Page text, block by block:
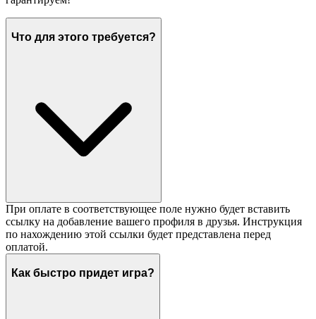
Что для этого требуется?
При оплате в соответствующее поле нужно будет вставить
ссылку на добавление вашего профиля в друзья. Инструкция
по нахождению этой ссылки будет представлена перед
оплатой.
Как быстро придет игра?